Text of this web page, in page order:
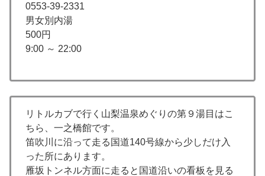
0553-39-2331
男女別内湯
500円
9:00 ～ 22:00
リトルカブで行く山梨温泉めぐりの第９湯目はこ
ちら、一之橋館です。
笛吹川に沿って走る国道140号線から少しだけ入
った所にあります。
雁坂トンネル方面に走ると国道沿いの看板を見る